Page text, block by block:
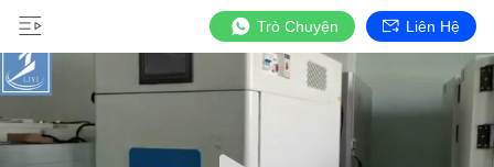
Trò Chuyện Liên Hệ